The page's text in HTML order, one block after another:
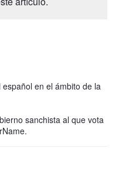
en el ámbito de la
sanchista al que vota